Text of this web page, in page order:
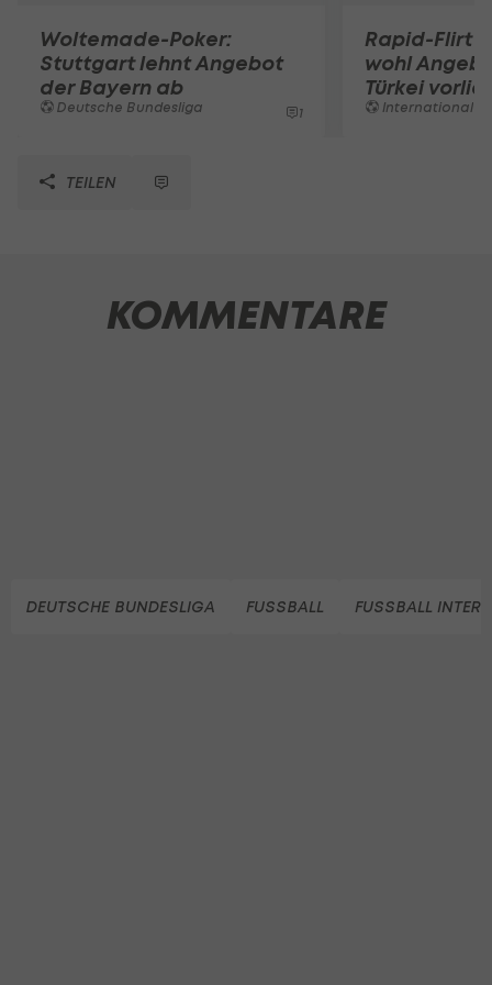
Woltemade-Poker:
Stuttgart lehnt Angebot
der Bayern ab
Deutsche Bundesliga 1
Rapid-Flirt
wohl
Türkei
International
TEILEN
KOMMENTARE
DEUTSCHE BUNDESLIGA FUSSBALL FUSSBALL